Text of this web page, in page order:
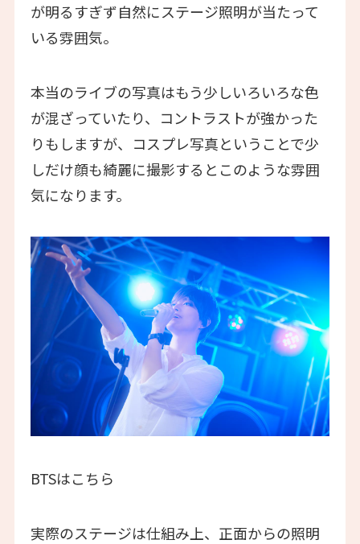
が明るすぎず自然にステージ照明が当たって
いる雰囲気。
本当のライブの写真はもう少しいろいろな色
が混ざっていたり、コントラストが強かった
りもしますが、コスプレ写真ということで少
しだけ顔も綺麗に撮影するとこのような雰囲
気になります。
BTSはこちら
実際のステージは仕組み上、正面からの照明